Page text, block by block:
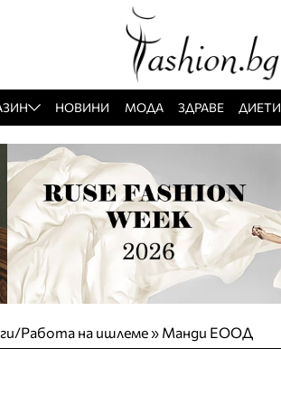
НОВИНИ МОДА ЗДРАВЕ ДИЕТИ
Работа на ишлеме» Манди ЕООД